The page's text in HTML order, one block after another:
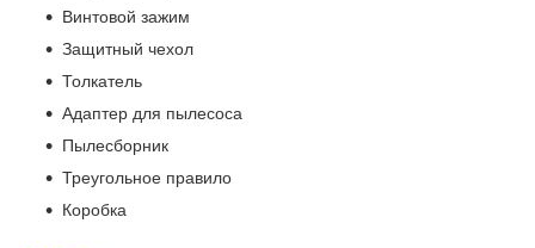
Винтовой зажим
Защитный чехол
Толкатель
Адаптер для пылесоса
Пылесборник
Треугольное правило
Коробка